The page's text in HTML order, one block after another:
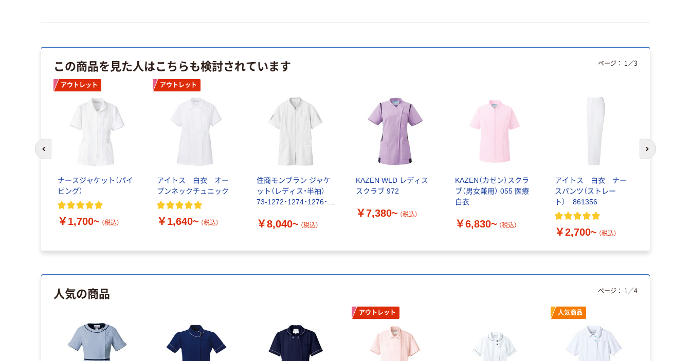
この商品を見た人はこちらも検討されています
アウトレット
ナースジャケット（パイ
ピング）
￥1,700~ （税込）
アウトレット
アイトス 白衣 オー
プンネックチュニック
￥1,640~ （税込）
住商モンブラン ジャケ
ット（レディス・半袖）
73-1272・1274・1276・
￥8,040~ （税込）
KAZEN WLD レディス
スクラブ 972
￥7,380~ （税込）
KAZEN（カゼン）スクラ
ブ（男女兼用） 055 医療
白衣
￥6,830~ （税込）
アイトス 白衣 ナー
スパンツ（ストレー
ト） 861356
￥2,700~ （税込）
ページ： 1 ／3
次のスライド
人気の商品
アウトレット 人気商品
ページ： 1 ／4